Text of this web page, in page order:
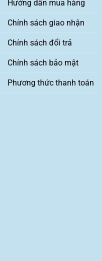
Hướng dẫn mua hàng
Chính sách giao nhận
Chính sách đổi trả
Chính sách bảo mật
Phương thức thanh toán